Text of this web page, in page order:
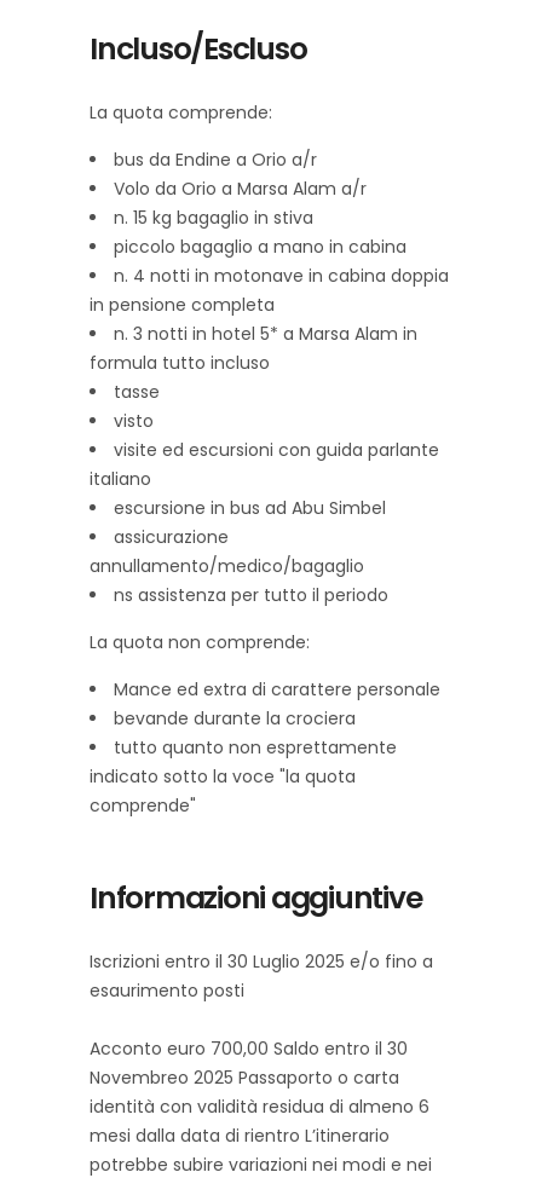
Incluso/Escluso
La quota comprende:
bus da Endine a Orio a/r
Volo da Orio a Marsa Alam a/r
n. 15 kg bagaglio in stiva
piccolo bagaglio a mano in cabina
n. 4 notti in motonave in cabina doppia
in pensione completa
n. 3 notti in hotel 5* a Marsa Alam in
formula tutto incluso
tasse
visto
visite ed escursioni con guida parlante
italiano
escursione in bus ad Abu Simbel
assicurazione
annullamento/medico/bagaglio
ns assistenza per tutto il periodo
La quota non comprende:
Mance ed extra di carattere personale
bevande durante la crociera
tutto quanto non esprettamente
indicato sotto la voce "la quota
comprende"
Informazioni aggiuntive
Iscrizioni entro il 30 Luglio 2025 e/o fino a
esaurimento posti
Acconto euro 700,00 Saldo entro il 30
Novembreo 2025 Passaporto o carta
identità con validità residua di almeno 6
mesi dalla data di rientro L’itinerario
potrebbe subire variazioni nei modi e nei